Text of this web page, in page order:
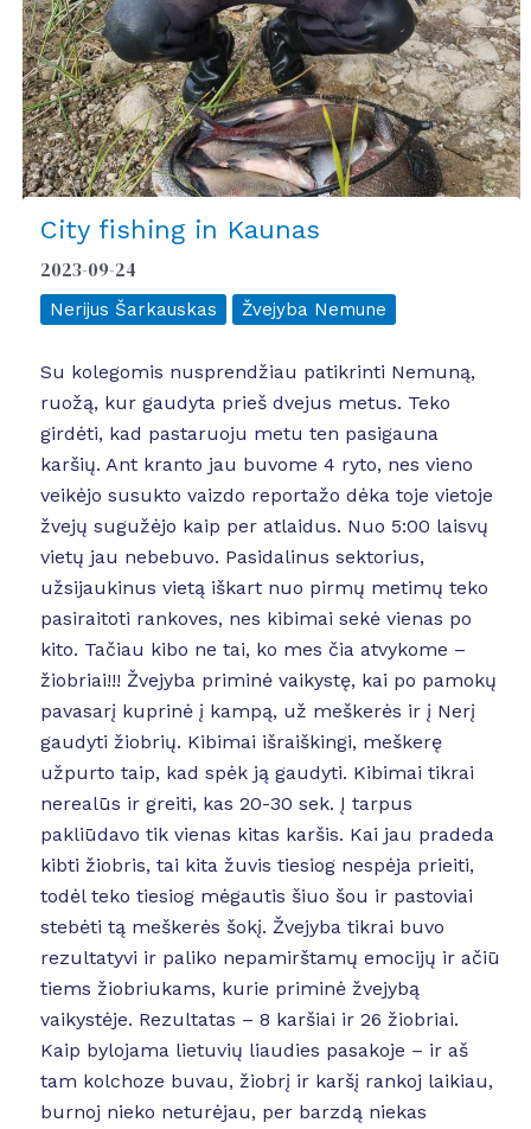
City fishing in Kaunas
2023-09-24
Nerijus Šarkauskas Žvejyba Nemune
Su kolegomis nusprendžiau patikrinti Nemuną,
ruožą, kur gaudyta prieš dvejus metus. Teko
girdėti, kad pastaruoju metu ten pasigauna
karšių. Ant kranto jau buvome 4 ryto, nes vieno
veikėjo susukto vaizdo reportažo dėka toje vietoje
žvejų sugužėjo kaip per atlaidus. Nuo 5:00 laisvų
vietų jau nebebuvo. Pasidalinus sektorius,
užsijaukinus vietą iškart nuo pirmų metimų teko
pasiraitoti rankoves, nes kibimai sekė vienas po
kito. Tačiau kibo ne tai, ko mes čia atvykome –
žiobriai!!! Žvejyba priminė vaikystę, kai po pamokų
pavasarį kuprinė į kampą, už meškerės ir į Nerį
gaudyti žiobrių. Kibimai išraiškingi, meškerę
užpurto taip, kad spėk ją gaudyti. Kibimai tikrai
nerealūs ir greiti, kas 20-30 sek. Į tarpus
pakliūdavo tik vienas kitas karšis. Kai jau pradeda
kibti žiobris, tai kita žuvis tiesiog nespėja prieiti,
todėl teko tiesiog mėgautis šiuo šou ir pastoviai
stebėti tą meškerės šokį. Žvejyba tikrai buvo
rezultatyvi ir paliko nepamirštamų emocijų ir ačiū
tiems žiobriukams, kurie priminė žvejybą
vaikystėje. Rezultatas – 8 karšiai ir 26 žiobriai.
Kaip bylojama lietuvių liaudies pasakoje – ir aš
tam kolchoze buvau, žiobrį ir karšį rankoj laikiau,
burnoj nieko neturėjau, per barzdą niekas